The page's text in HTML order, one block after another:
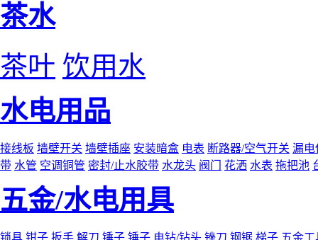
茶水
茶叶 饮用水
水电用品
接线板 墙壁开关 墙壁插座 安装暗盒 电表 断路器/空气开关 漏电
带 水管 空调铜管 密封/止水胶带 水龙头 阀门 花洒 水表 拖把池
五金/水电用具
锁具 钳子 扳手 解刀 锤子 锤子 电钻/钻头 锉刀 钢锯 梯子 五金